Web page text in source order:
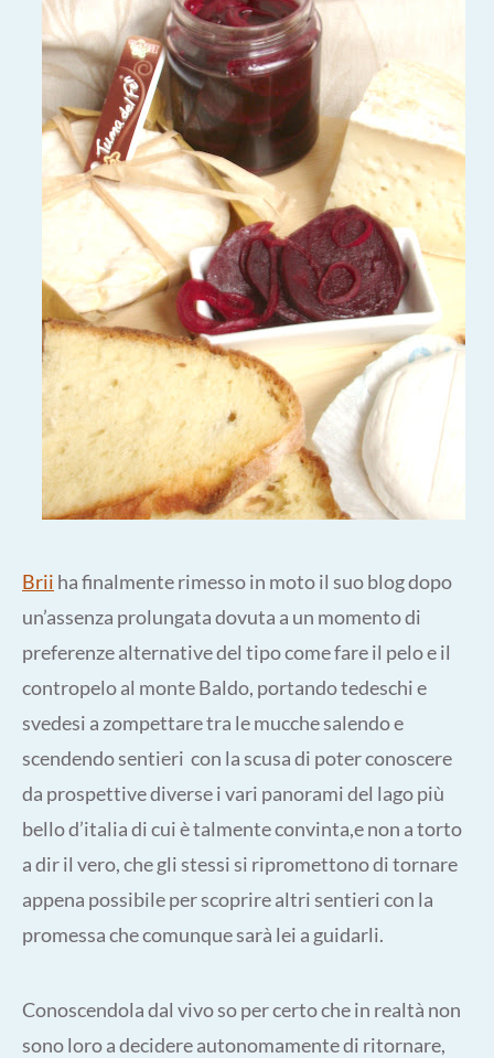
Brii ha finalmente rimesso in moto il suo blog dopo
un’assenza prolungata dovuta a un momento di
preferenze alternative del tipo come fare il pelo e il
contropelo al monte Baldo, portando tedeschi e
svedesi a zompettare tra le mucche salendo e
scendendo sentieri con la scusa di poter conoscere
da prospettive diverse i vari panorami del lago più
bello d’italia di cui è talmente convinta,e non a torto
a dir il vero, che gli stessi si ripromettono di tornare
appena possibile per scoprire altri sentieri con la
promessa che comunque sarà lei a guidarli.
Conoscendola dal vivo so per certo che in realtà non
sono loro a decidere autonomamente di ritornare,